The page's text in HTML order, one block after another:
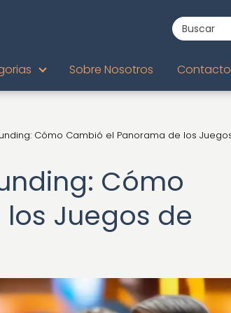
Sobre Nosotros Contacto
Cómo Cambió el Panorama de los
Cómo
Juegos de